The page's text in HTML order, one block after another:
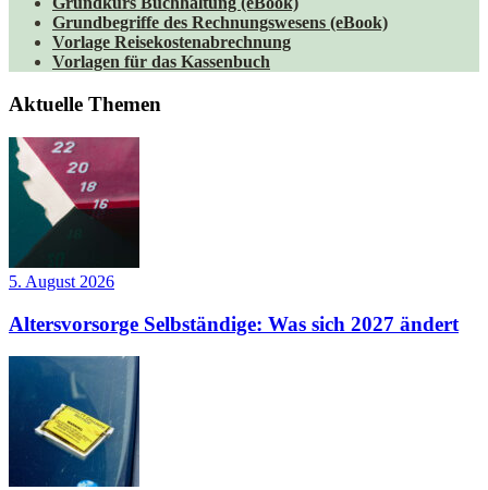
Grundbegriffe des Rechnungswesens (eBook)
Vorlage Reisekostenabrechnung
Vorlagen für das Kassenbuch
Aktuelle Themen
5. August 2026
Altersvorsorge Selbständige: Was sich 2027 ändert